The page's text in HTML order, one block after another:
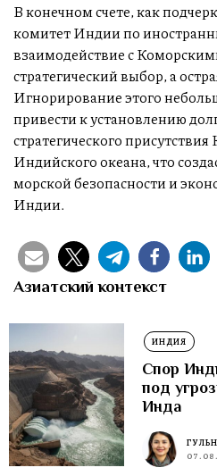
В конечном счете, как
комитет Индии по
взаимодействие с
стратегический выбор, а
Игнорирование этого
привести к установлению
стратегического
Индийского океана, что
морской безопасности и
Индии.
Азиатский контекст
ИНДИЯ
Спор
под
Инда